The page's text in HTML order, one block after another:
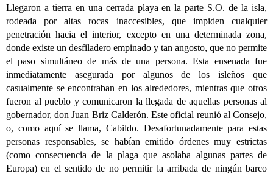
Llegaron a tierra en una cerrada playa en la parte S.O. de la isla,
rodeada por altas rocas inaccesibles, que impiden cualquier
penetración hacia el interior, excepto en una determinada zona,
donde existe un desfiladero empinado y tan angosto, que no permite
el paso simultáneo de más de una persona. Esta ensenada fue
inmediatamente asegurada por algunos de los isleños que
casualmente se encontraban en los alrededores, mientras que otros
fueron al pueblo y comunicaron la llegada de aquellas personas al
gobernador, don Juan Briz Calderón. Este oficial reunió al Consejo,
o, como aquí se llama, Cabildo. Desafortunadamente para estas
personas responsables, se habían emitido órdenes muy estrictas
(como consecuencia de la plaga que asolaba algunas partes de
Europa) en el sentido de no permitir la arribada de ningún barco